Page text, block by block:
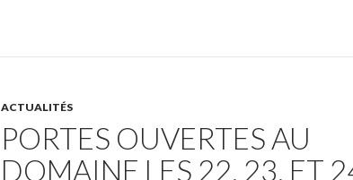
ACTUALITÉS
PORTES OUVERTES AU
DOMAINE LES 22, 23, ET